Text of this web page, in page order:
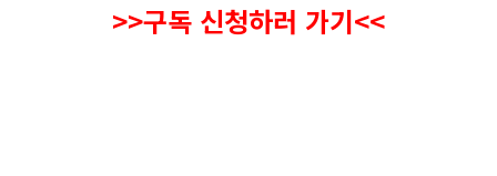
>>구독 신청하러 가기<<